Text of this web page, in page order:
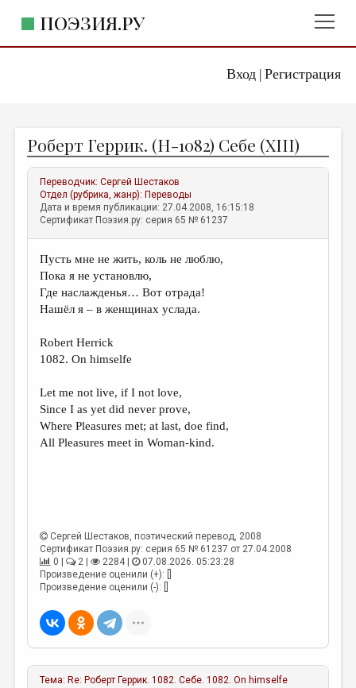
Вход| Регистрация
ПОЭЗИЯ.РУ
ЖАНРЫ
АВТОРЫ
КОММЕНТАРИИ
ЛИТСАЛОН
НОВОСТИ
ПРАВИЛА САЙТА
ИЗБРАННОЕ
ПРОИЗВЕДЕНИЯ
ПЕРЕВОДЫ
ОБЗОР ЛИТЕРАТУРЫ
СТРАНИЦЫ ПАМЯТИ
КОЛОНКА РЕДАКТОРА
РЕДКОЛЛЕГИЯ
Роберт Геррик. (Н-1082) Себе (XIII)
Переводчик:Сергей Шестаков
Отдел (рубрика, жанр): Переводы
Дата и время публикации: 27.04.2008, 16:15:18
Сертификат Поэзия.ру: серия 65 № 61237
Пусть мне не жить, коль не люблю,
Пока я не установлю,
Где наслажденья… Вот отрада!
Нашёл я – в женщинах услада.
Robert Herrick
1082. On himselfe
Let me not live, if I not love,
Since I as yet did never prove,
Where Pleasures met; at last, doe find,
All Pleasures meet in Woman-kind.
Сергей Шестаков, поэтический перевод, 2008
Сертификат Поэзия.ру: серия 65 № 61237 от 27.04.2008
0 |
2 | 2284 |
07.08.2026. 05:23:28
Произведение оценили (+): []
Произведение оценили (-): []
Тема: Re: Роберт Геррик. 1082. Себе. 1082. On himselfe